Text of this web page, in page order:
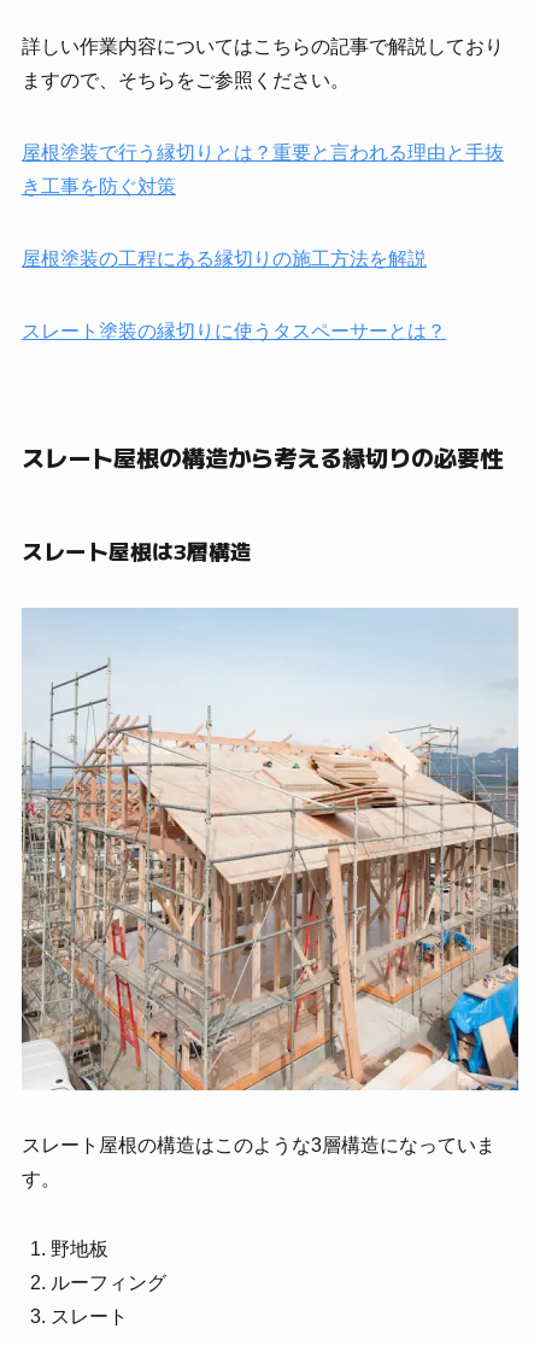
詳しい作業内容についてはこちらの記事で解説しており
ますので、そちらをご参照ください。
屋根塗装で行う縁切りとは？重要と言われる理由と手抜
き工事を防ぐ対策
屋根塗装の工程にある縁切りの施工方法を解説
スレート塗装の縁切りに使うタスペーサーとは？
スレート屋根の構造から考える縁切りの必要性
スレート屋根は3層構造
スレート屋根の構造はこのような3層構造になっていま
す。
野地板
ルーフィング
スレート